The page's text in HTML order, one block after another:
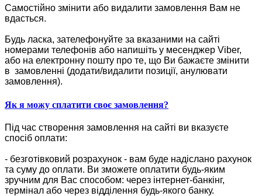
Самостійно змінити або видалити замовлення Вам не
вдасться.
Будь ласка, зателефонуйте за вказаними на сайті
номерами телефонів або напишіть у месенджер Viber,
або на електронну пошту про те, що Ви бажаєте змінити
в замовленні (додати/видалити позиції, анулювати
замовлення).
Як я можу сплатити своє замовлення?
Під час створення замовлення на сайті ви вказуєте
спосіб оплати:
- безготівковий розрахунок - вам буде надіслано рахунок
та суму до оплати. Ви зможете оплатити будь-яким
зручним для Вас способом: через інтернет-банкінг,
термінал або через відділення будь-якого банку.